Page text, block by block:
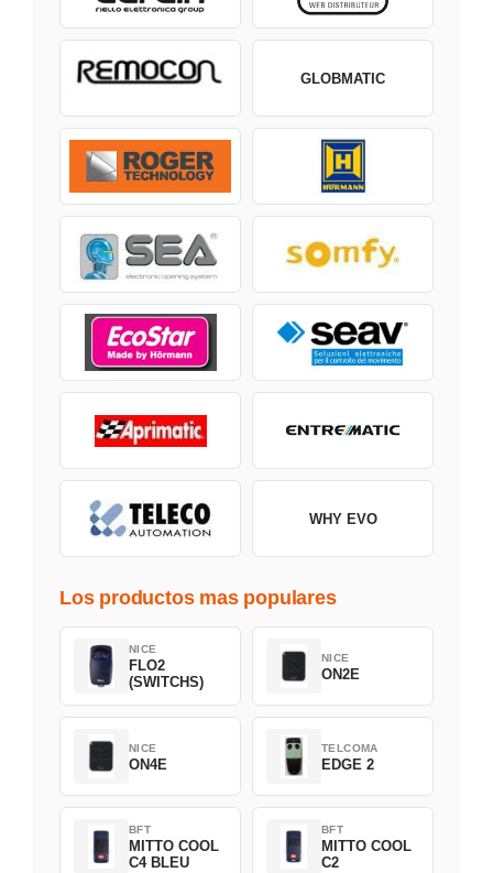
GLOBMATIC
WHY EVO
Los productos mas populares
NICE
FLO2
(SWITCHS)
NICE
ON2E
NICE
ON4E
TELCOMA
EDGE 2
BFT
MITTO COOL
C4 BLEU
BFT
MITTO COOL
C2